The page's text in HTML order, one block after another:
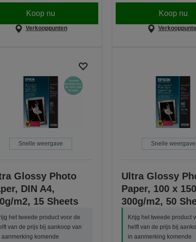
Koop nu
Verkooppunten
Koop nu
Snelle weergave
Glossy Photo
DIN A4,
m2, 15 Sheets
het tweede product voor de
van de prijs bij aankoop van
aanmerking komende
Snelle weergave
Ultra Glossy
Paper, 100 x
300g/m2, 50
Krijg het tweede product
helft van de prijs bij
in aanmerking komende